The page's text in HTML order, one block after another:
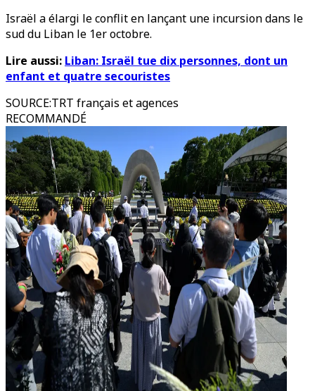
Israël a élargi le conflit en lançant une incursion dans le
sud du Liban le 1er octobre.
Lire aussi: Liban: Israël tue dix personnes, dont un
enfant et quatre secouristes
SOURCE:TRT français et agences
RECOMMANDÉ